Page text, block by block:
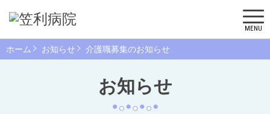
MENU
お知らせ
ホーム お知らせ 介護職募集のお知らせ